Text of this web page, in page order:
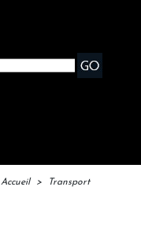
Accueil > Transport